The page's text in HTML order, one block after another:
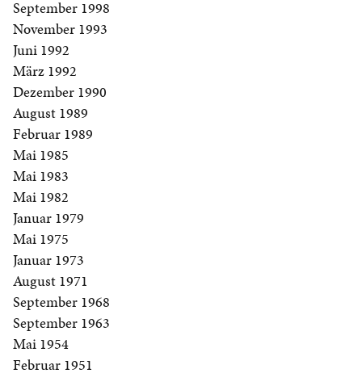
September 1998
November 1993
Juni 1992
März 1992
Dezember 1990
August 1989
Februar 1989
Mai 1985
Mai 1983
Mai 1982
Januar 1979
Mai 1975
Januar 1973
August 1971
September 1968
September 1963
Mai 1954
Februar 1951